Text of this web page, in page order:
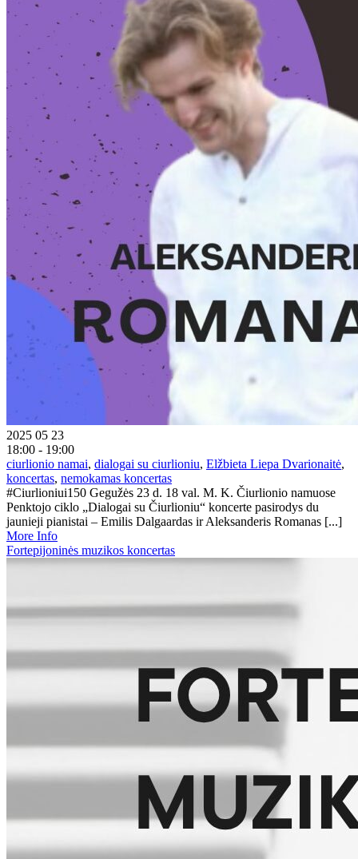
2025 05 23
18:00 - 19:00
ciurlionio namai, dialogai su ciurlioniu, Elžbieta Liepa Dvarionaitė,
koncertas, nemokamas koncertas
#Ciurlioniui150 Gegužės 23 d. 18 val. M. K. Čiurlionio namuose
Penktojo ciklo „Dialogai su Čiurlioniu“ koncerte pasirodys du
jaunieji pianistai – Emilis Dalgaardas ir Aleksanderis Romanas [...]
More Info
Fortepijoninės muzikos koncertas